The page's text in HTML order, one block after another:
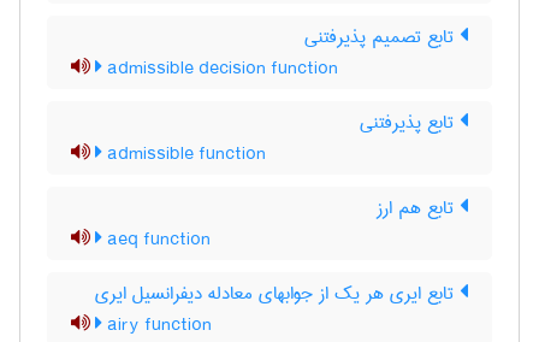
تابع تصمیم پذیرفتنی
admissible decision function
تابع پذیرفتنی
admissible function
تابع هم ارز
aeq function
تابع ایری هر یک از جوابهای معادله دیفرانسیل ایری
airy function